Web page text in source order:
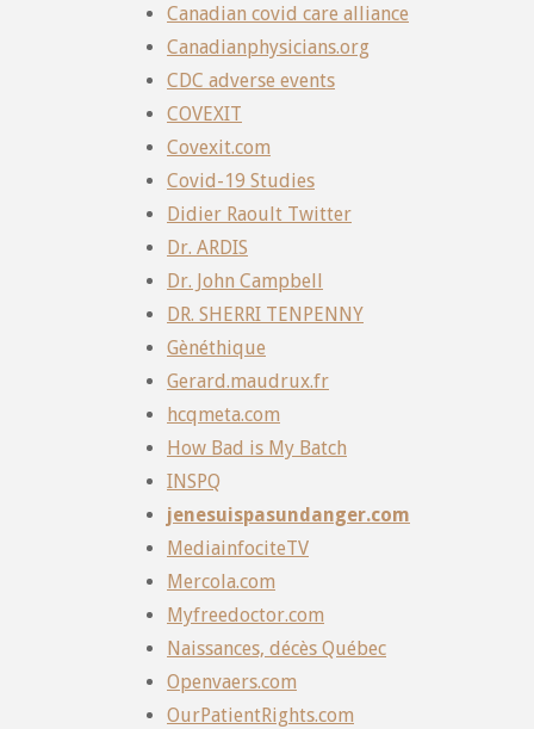
Canadian covid care alliance
Canadianphysicians.org
CDC adverse events
COVEXIT
Covexit.com
Covid-19 Studies
Didier Raoult Twitter
Dr. ARDIS
Dr. John Campbell
DR. SHERRI TENPENNY
Gènéthique
Gerard.maudrux.fr
hcqmeta.com
How Bad is My Batch
INSPQ
jenesuispasundanger.com
MediainfociteTV
Mercola.com
Myfreedoctor.com
Naissances, décès Québec
Openvaers.com
OurPatientRights.com